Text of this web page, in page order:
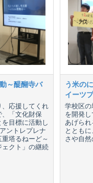
～醍醐寺バ
応援してくれ
「文化財保
目標に活動し
ントレプレナ
塔るねーど～
クト」の継続
う米の
イーツ
学校区
を開発
あげら
ととも
さや自然